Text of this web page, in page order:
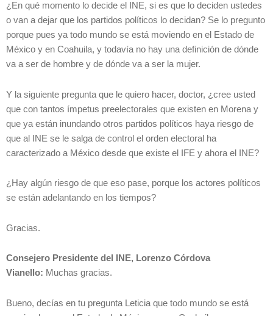
¿En qué momento lo decide el INE, si es que lo deciden ustedes
o van a dejar que los partidos políticos lo decidan? Se lo pregunto
porque pues ya todo mundo se está moviendo en el Estado de
México y en Coahuila, y todavía no hay una definición de dónde
va a ser de hombre y de dónde va a ser la mujer.
Y la siguiente pregunta que le quiero hacer, doctor, ¿cree usted
que con tantos ímpetus preelectorales que existen en Morena y
que ya están inundando otros partidos políticos haya riesgo de
que al INE se le salga de control el orden electoral ha
caracterizado a México desde que existe el IFE y ahora el INE?
¿Hay algún riesgo de que eso pase, porque los actores políticos
se están adelantando en los tiempos?
Gracias.
Consejero Presidente del INE, Lorenzo Córdova
Vianello: Muchas gracias.
Bueno, decías en tu pregunta Leticia que todo mundo se está